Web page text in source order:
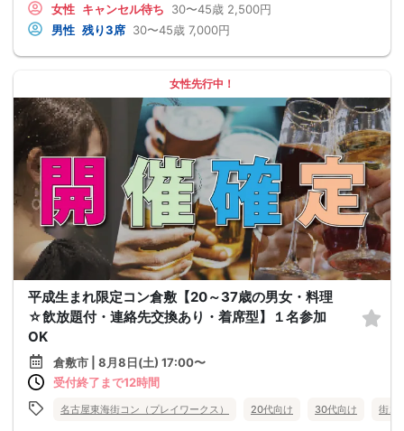
女性 キャンセル待ち 30〜45歳 2,500円
男性 残り3席 30〜45歳 7,000円
女性先行中！
平成生まれ限定コン倉敷【20～37歳の男女・料理
☆飲放題付・連絡先交換あり・着席型】１名参加
OK
倉敷市 | 8月8日(土) 17:00〜
受付終了まで12時間
名古屋東海街コン（プレイワークス） 20代向け 30代向け 街コ